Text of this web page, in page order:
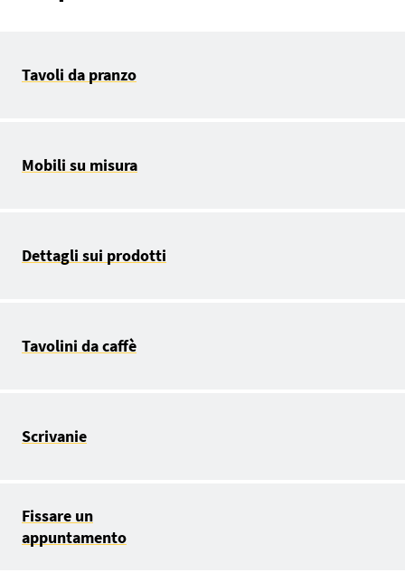
Tavoli da pranzo
Mobili su misura
Dettagli sui prodotti
Tavolini da caffè
Scrivanie
Fissare un
appuntamento